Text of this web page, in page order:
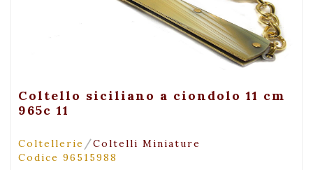
+ Visualizza
Coltello siciliano a ciondolo 11 cm
965c 11
Coltellerie /Coltelli Miniature
Codice 96515988